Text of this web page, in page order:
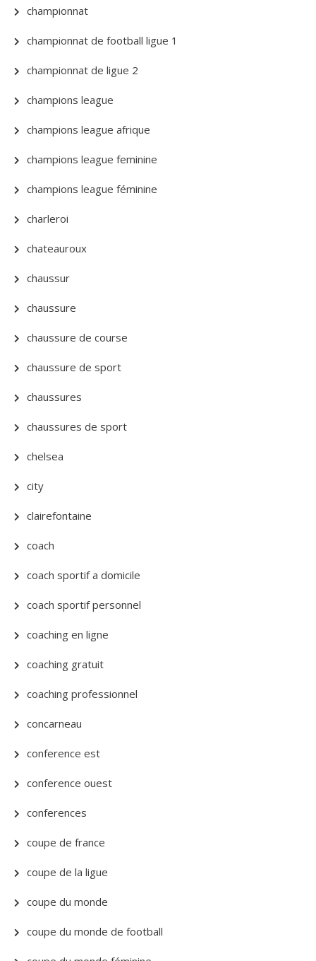
championnat
championnat de football ligue 1
championnat de ligue 2
champions league
champions league afrique
champions league feminine
champions league féminine
charleroi
chateauroux
chaussur
chaussure
chaussure de course
chaussure de sport
chaussures
chaussures de sport
chelsea
city
clairefontaine
coach
coach sportif a domicile
coach sportif personnel
coaching en ligne
coaching gratuit
coaching professionnel
concarneau
conference est
conference ouest
conferences
coupe de france
coupe de la ligue
coupe du monde
coupe du monde de football